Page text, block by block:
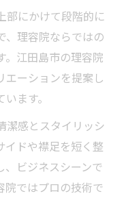
部にかけて段階的に
、理容院ならではの
。江田島市の理容院
エーションを提案し
ます。
潔感とスタイリッシ
イドや襟足を短く整
、ビジネスシーンで
院ではプロの技術で